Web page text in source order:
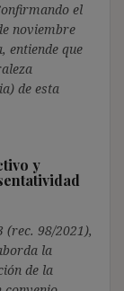
el
noviembre
entiende que
de esta
y
(rec. 98/2021),
la
de la